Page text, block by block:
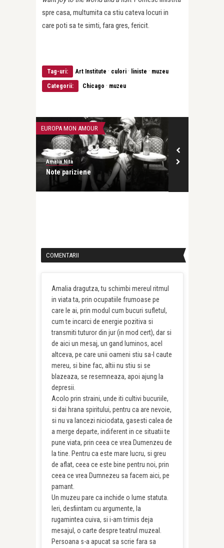
spre casa, multumita ca stiu cateva locuri in
care poti sa te simti, fara gres, fericit.
Tag-uri: Art Institute · culori · liniste · muzeu
Categorii: Chicago · muzeu
EUROPA MON AMOUR
Amalia Nita
Note pariziene
COMENTARII
Amalia dragutza, tu schimbi mereul ritmul
in viata ta, prin ocupatiile frumoase pe
care le ai, prin modul cum bucuri sufletul,
cum te incarci de energie pozitiva si
transmiti tuturor din jur (in mod cert), dar si
de aici un mesaj, un gand luminos, acel
altceva, pe care unii oameni stiu sa-l caute
mereu, si bine fac, altii nu stiu si se
blazeaza, se resemneaza, apoi ajung la
depresii.
Acolo prin straini, unde iti cultivi bucuriile,
si dai hrana spiritului, pentru ca are nevoie,
si nu va lancezi niciodata, gasesti calea de
a merge departe, indiferent in ce situatii te
pune viata, prin ceea ce vrea Dumenzeu de
la tine. Pentru ca este mare lucru, si greu
de aflat, ceea ce este bine pentru noi, prin
ceea ce vrea Dumnezeu sa facem aici, pe
pamant.
Un muzeu pare ca inchide o lume statuta.
Ieri, desfiintam cu argumente, la
rugamintea cuiva, si i-am trimis deja
mesajul, o carte despre teatrul muzeal.
Persoana s-a apucat sa scrie fara sa